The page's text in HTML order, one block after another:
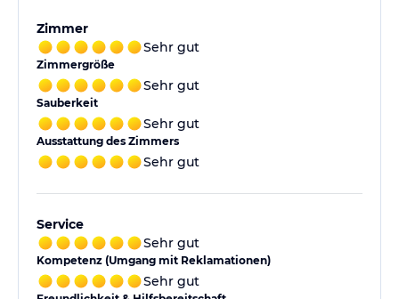
Zimmer
Sehr gut
Zimmergröße
Sehr gut
Sauberkeit
Sehr gut
Ausstattung des Zimmers
Sehr gut
Service
Sehr gut
Kompetenz (Umgang mit Reklamationen)
Sehr gut